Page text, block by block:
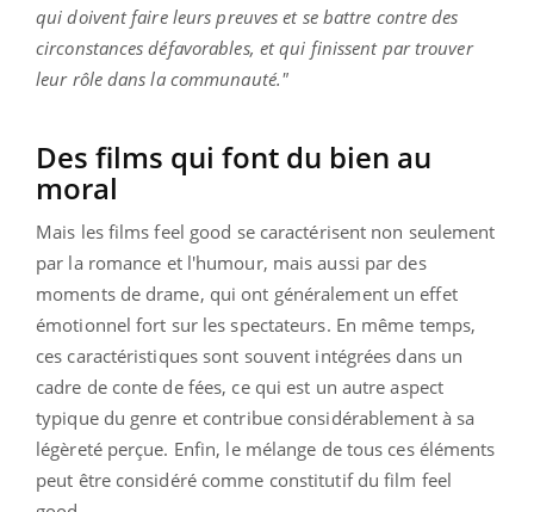
qui doivent faire leurs preuves et se battre contre des
circonstances défavorables, et qui finissent par trouver
leur rôle dans la communauté."
Des films qui font du bien au
moral
Mais les films feel good se caractérisent non seulement
par la romance et l'humour, mais aussi par des
moments de drame, qui ont généralement un effet
émotionnel fort sur les spectateurs. En même temps,
ces caractéristiques sont souvent intégrées dans un
cadre de conte de fées, ce qui est un autre aspect
typique du genre et contribue considérablement à sa
légèreté perçue. Enfin, le mélange de tous ces éléments
peut être considéré comme constitutif du film feel